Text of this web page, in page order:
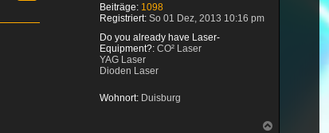
Beiträge: 1098
Registriert: So 01 Dez, 2013 10:16 pm
Do you already have Laser-
Equipment?: CO² Laser
YAG Laser
Dioden Laser
Wohnort: Duisburg